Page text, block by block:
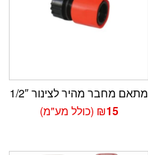
מתאם מחבר מהיר לצינור 1/2″
₪15 (כולל מע"מ)